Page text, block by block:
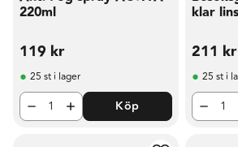
220ml
119 kr
25 st i lager
Köp
klar lins
211 kr
25 st i